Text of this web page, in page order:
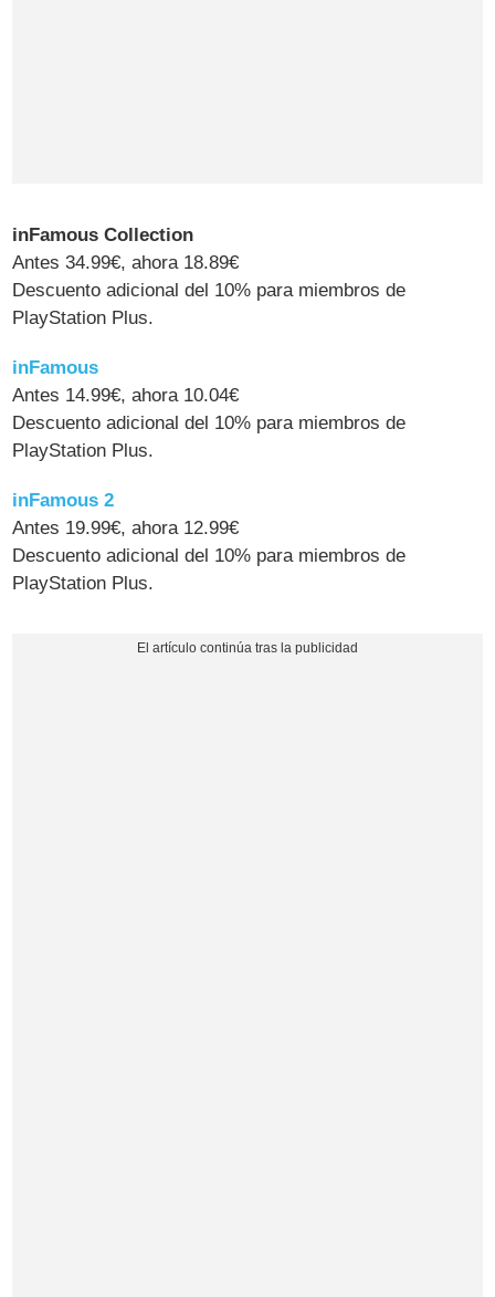
inFamous Collection
Antes 34.99€, ahora 18.89€
Descuento adicional del 10% para miembros de
PlayStation Plus.
inFamous
Antes 14.99€, ahora 10.04€
Descuento adicional del 10% para miembros de
PlayStation Plus.
inFamous 2
Antes 19.99€, ahora 12.99€
Descuento adicional del 10% para miembros de
PlayStation Plus.